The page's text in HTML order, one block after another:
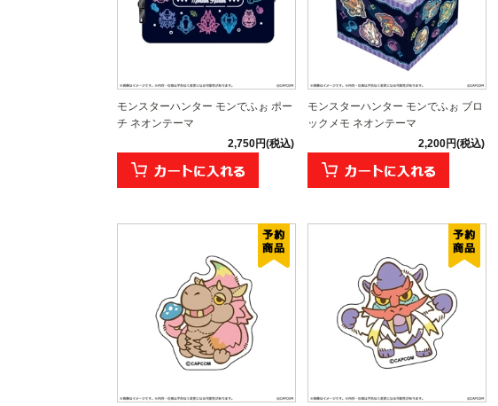
モンスターハンター モンでふぉ ポー
チ ネオンテーマ
2,750円(税込)
モンスターハンター モンでふぉ ブロ
ックメモ ネオンテーマ
2,200円(税込)